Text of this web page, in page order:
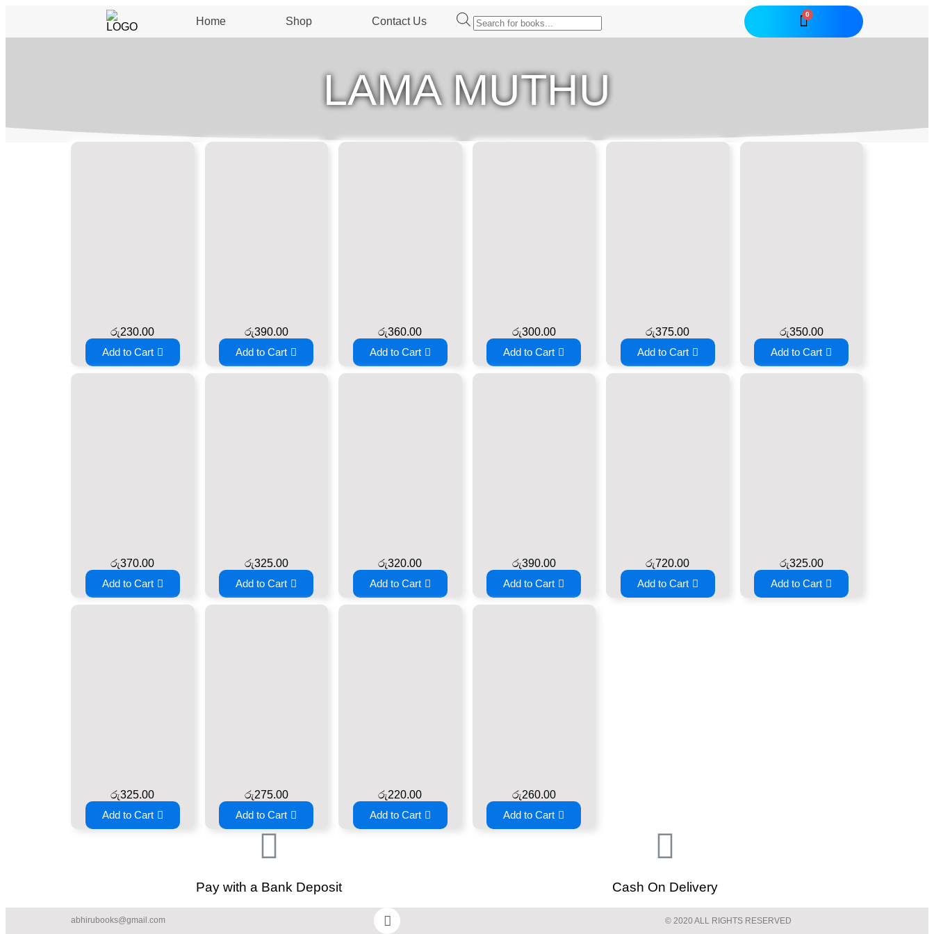
Home Shop Contact Us
LAMA MUTHU
රු230.00
Add to Cart
රු390.00
Add to Cart
රු360.00
Add to Cart
රු300.00
Add to Cart
රු375.00
Add to Cart
රු350.00
Add to Cart
රු370.00
Add to Cart
රු325.00
Add to Cart
රු320.00
Add to Cart
රු390.00
Add to Cart
රු720.00
Add to Cart
රු325.00
Add to Cart
රු325.00
Add to Cart
රු275.00
Add to Cart
රු220.00
Add to Cart
රු260.00
Add to Cart
Pay with a Bank Deposit Cash On Delivery
abhirubooks@gmail.com © 2020 ALL RIGHTS RESERVED​